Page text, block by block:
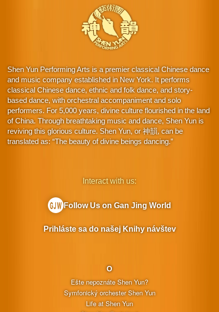
Shen Yun Performing Arts is a premier classical Chinese dance
and music company established in New York. It performs
classical Chinese dance, ethnic and folk dance, and story-
based dance, with orchestral accompaniment and solo
performers. For 5,000 years, divine culture flourished in the land
of China. Through breathtaking music and dance, Shen Yun is
reviving this glorious culture. Shen Yun, or 神韻, can be
translated as: “The beauty of divine beings dancing.”
O
Ešte nepoznáte Shen Yun?
Symfonický orchester Shen Yun
Life at Shen Yun
Interact with us:
Follow Us on Gan Jing World
Prihláste sa do našej Knihy návštev